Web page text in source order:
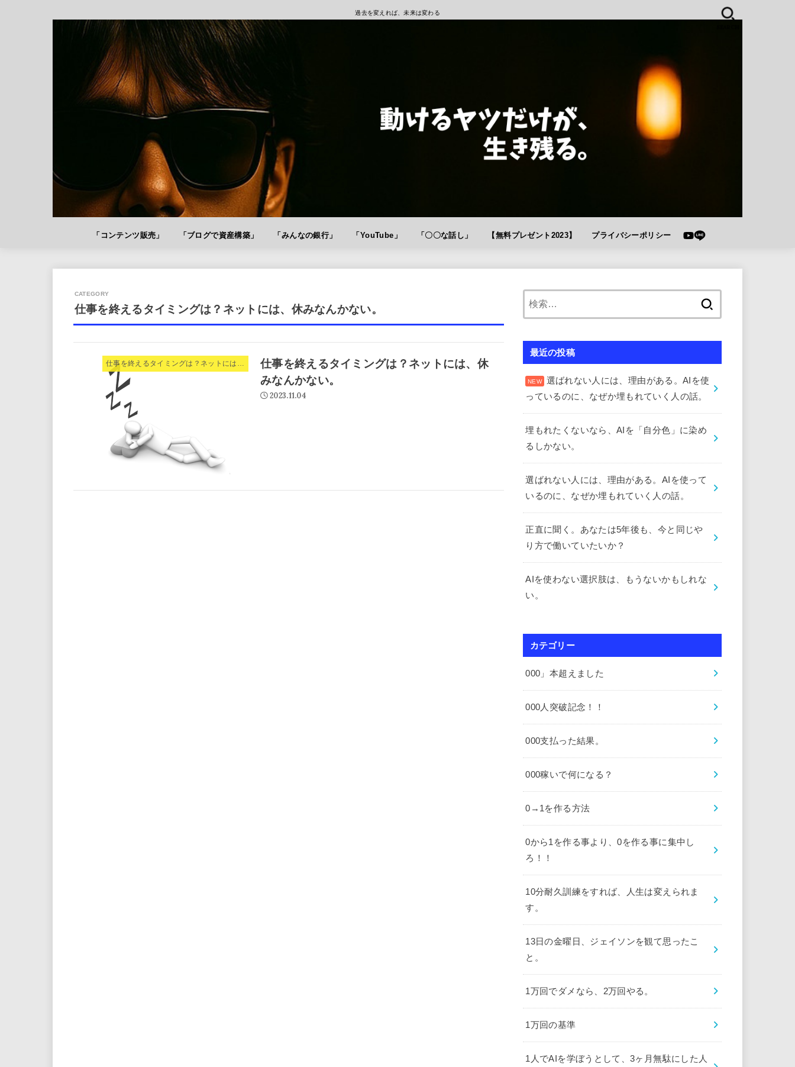
過去を変えれば、未来は変わる
「コンテンツ販売」 「ブログで資産構築」 「みんなの銀行」 「YouTube」 「〇〇な話し」 【無料プレゼント2023】 プライバシーポリシー
仕事を終えるタイミングは？ネットには、休みなんかない。
仕事を終えるタイミングは？ネットには、休みなんかない。
仕事を終えるタイミングは？ネットには、休
みなんかない。
2023.11.04
最近の投稿
選ばれない人には、理由がある。AIを使
っているのに、なぜか埋もれていく人の話。
埋もれたくないなら、AIを「自分色」に染め
るしかない。
選ばれない人には、理由がある。AIを使って
いるのに、なぜか埋もれていく人の話。
正直に聞く。あなたは5年後も、今と同じや
り方で働いていたいか？
AIを使わない選択肢は、もうないかもしれな
い。
カテゴリー
000」本超えました
000人突破記念！！
000支払った結果。
000稼いで何になる？
0→1を作る方法
0から1を作る事より、0を作る事に集中し
ろ！！
10分耐久訓練をすれば、人生は変えられま
す。
13日の金曜日、ジェイソンを観て思ったこ
と。
1万回でダメなら、2万回やる。
1万回の基準
1人でAIを学ぼうとして、3ヶ月無駄にした人